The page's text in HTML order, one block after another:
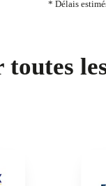
* Délais